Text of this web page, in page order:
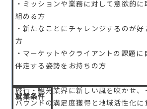
・ミッションや業務に対して意欲的に
組める方
・新たなことにチャレンジするのが好
方
・マーケットやクライアントの課題に
伴走する姿勢をお持ちの方
旅行・観光業界に新しい風を吹かせ、
バウンドの満足度獲得と地域活性化に
就業条件